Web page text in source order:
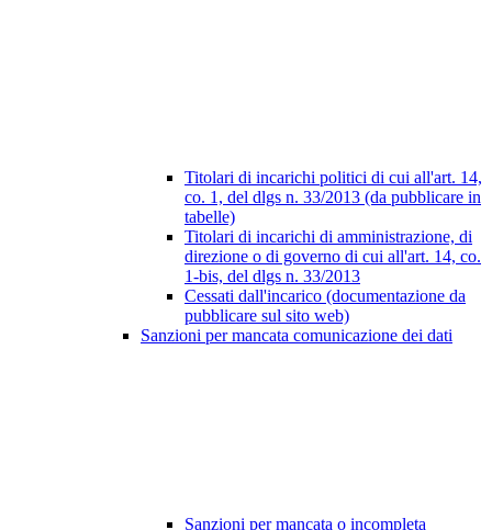
Titolari di incarichi politici di cui all'art. 14,
co. 1, del dlgs n. 33/2013 (da pubblicare in
tabelle)
Titolari di incarichi di amministrazione, di
direzione o di governo di cui all'art. 14, co.
1-bis, del dlgs n. 33/2013
Cessati dall'incarico (documentazione da
pubblicare sul sito web)
Sanzioni per mancata comunicazione dei dati
Sanzioni per mancata o incompleta